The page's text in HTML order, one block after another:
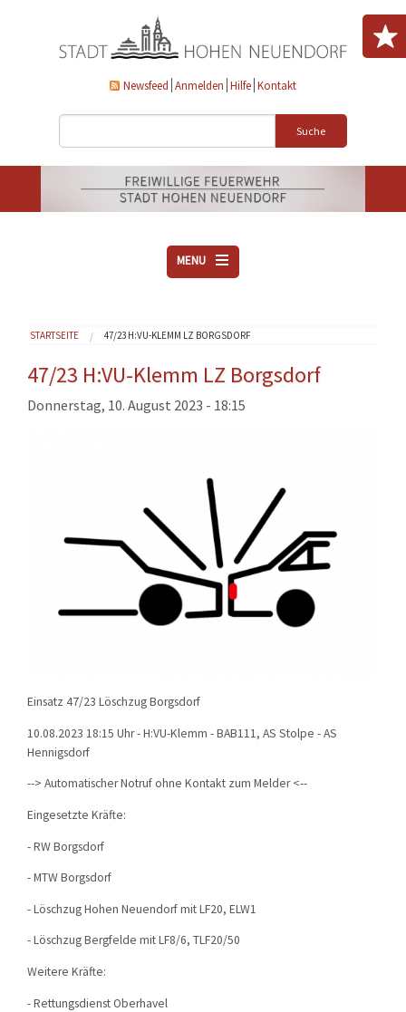
Newsfeed Anmelden Hilfe Kontakt
Suche
MENU
VEREINE
AKTUELLES
DOWNLOADS
EINSÄTZE
Sie sind hier
STARTSEITE 47/23 H:VU-KLEMM LZ BORGSDORF
47/23 H:VU-Klemm LZ Borgsdorf
Donnerstag, 10. August 2023 - 18:15
Einsatz 47/23 Löschzug Borgsdorf
10.08.2023 18:15 Uhr - H:VU-Klemm - BAB111, AS Stolpe - AS
Hennigsdorf
--> Automatischer Notruf ohne Kontakt zum Melder <--
Eingesetzte Kräfte:
- RW Borgsdorf
- MTW Borgsdorf
- Löschzug Hohen Neuendorf mit LF20, ELW1
- Löschzug Bergfelde mit LF8/6, TLF20/50
Weitere Kräfte:
- Rettungsdienst Oberhavel